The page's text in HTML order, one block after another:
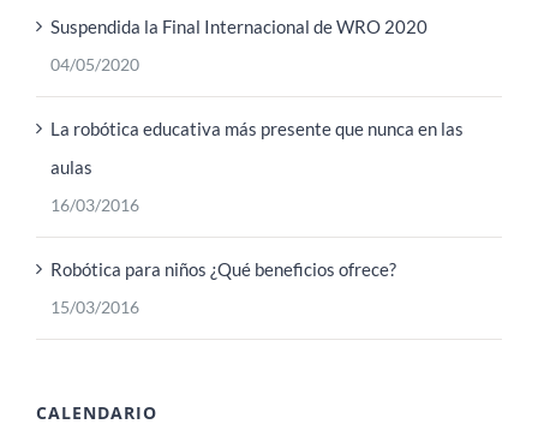
Suspendida la Final Internacional de WRO 2020
04/05/2020
La robótica educativa más presente que nunca en las
aulas
16/03/2016
Robótica para niños ¿Qué beneficios ofrece?
15/03/2016
CALENDARIO